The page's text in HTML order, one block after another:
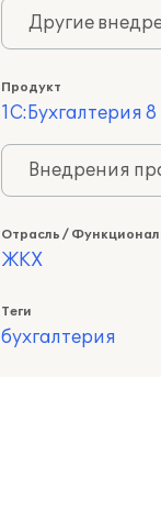
Другие
Продукт
1С:Бухгалтерия 8
Внедрения
Отрасль /
ЖКХ
Теги
бухгалтерия